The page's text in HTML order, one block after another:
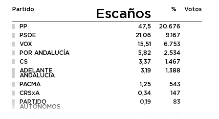
Partido Escaños % Votos
PP 47,5
20.676
PSOE
21,06
9.167
VOX
15,51
6.753
POR ANDALUCÍA
5,82
2.534
CS
3,37
1.467
ADELANTE
ANDALUCÍA
3,19
1.388
PACMA
1,25
543
CRSxA
0,34
147
PARTIDO
AUTÓNOMOS
0,19
83